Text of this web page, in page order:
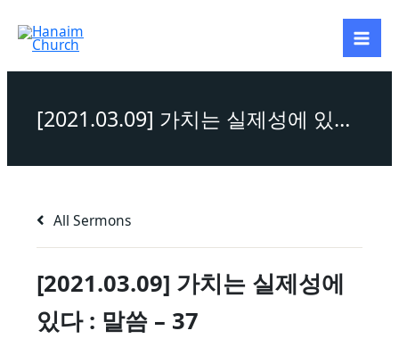
content
[2021.03.09] 가치는 실제성에 있다 : 말씀 – 37
All Sermons
[2021.03.09] 가치는 실제성에
있다 : 말씀 – 37